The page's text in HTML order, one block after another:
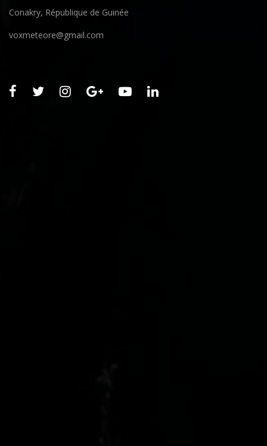
Conakry, République de Guinée
voxmeteore@gmail.com